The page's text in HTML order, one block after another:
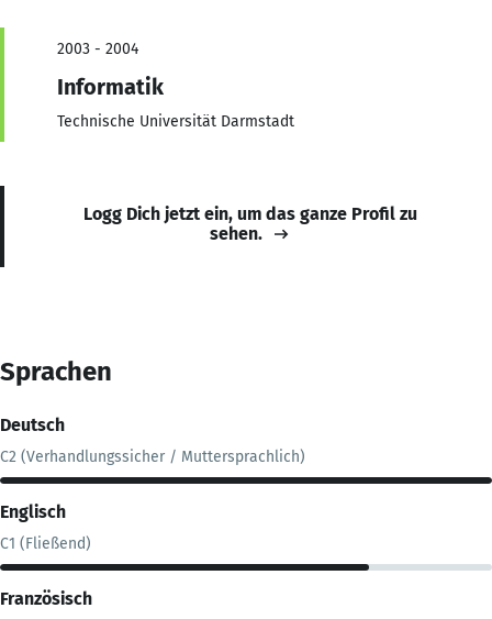
2003 - 2004
Informatik
Technische Universität Darmstadt
Logg Dich jetzt ein, um das ganze Profil zu
sehen.
Sprachen
Deutsch
C2 (Verhandlungssicher / Muttersprachlich)
Englisch
C1 (Fließend)
Französisch